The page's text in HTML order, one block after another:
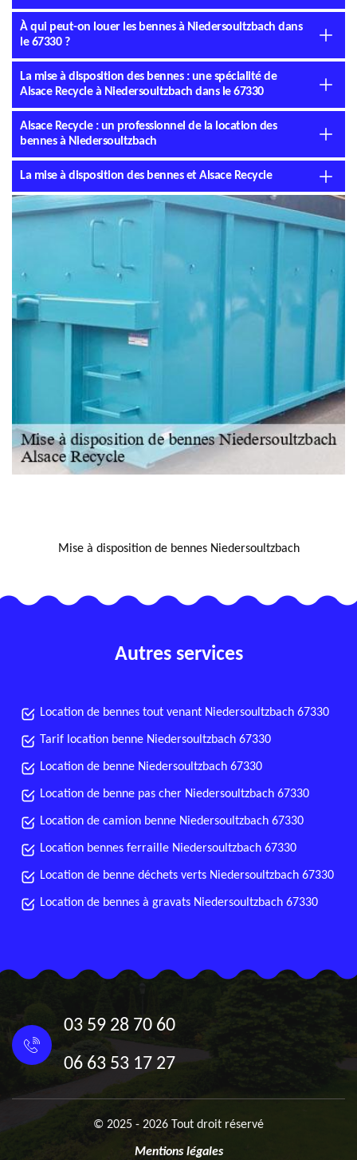
À qui peut-on louer les bennes à Niedersoultzbach dans
le 67330 ?
La mise à disposition des bennes : une spécialité de
Alsace Recycle à Niedersoultzbach dans le 67330
Alsace Recycle : un professionnel de la location des
bennes à Niedersoultzbach
La mise à disposition des bennes et Alsace Recycle
Mise à disposition de bennes Niedersoultzbach
Autres services
Location de bennes tout venant Niedersoultzbach 67330
Tarif location benne Niedersoultzbach 67330
Location de benne Niedersoultzbach 67330
Location de benne pas cher Niedersoultzbach 67330
Location de camion benne Niedersoultzbach 67330
Location bennes ferraille Niedersoultzbach 67330
Location de benne déchets verts Niedersoultzbach 67330
Location de bennes à gravats Niedersoultzbach 67330
03 59 28 70 60
06 63 53 17 27
© 2025 - 2026 Tout droit réservé
Mentions légales